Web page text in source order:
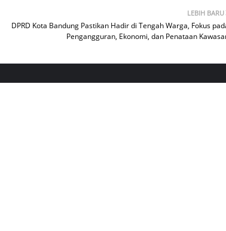
LEBIH BARU
DPRD Kota Bandung Pastikan Hadir di Tengah Warga, Fokus
Pengangguran, Ekonomi, dan Penataan